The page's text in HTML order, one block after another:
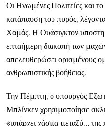
Οι Ηνωμένες Πολιτείες και το
κατάπαυση του πυρός,
Χαμάς. Η Ουάσιγκτον
επταήμερη διακοπή των
απελευθερώσει ορισμένους
ανθρωπιστικής βοήθειας.
Την Πέμπτη, ο υπουργός
Μπλίνκεν χρησιμοποίησε
«υπάρχει χάσμα μεταξύ…